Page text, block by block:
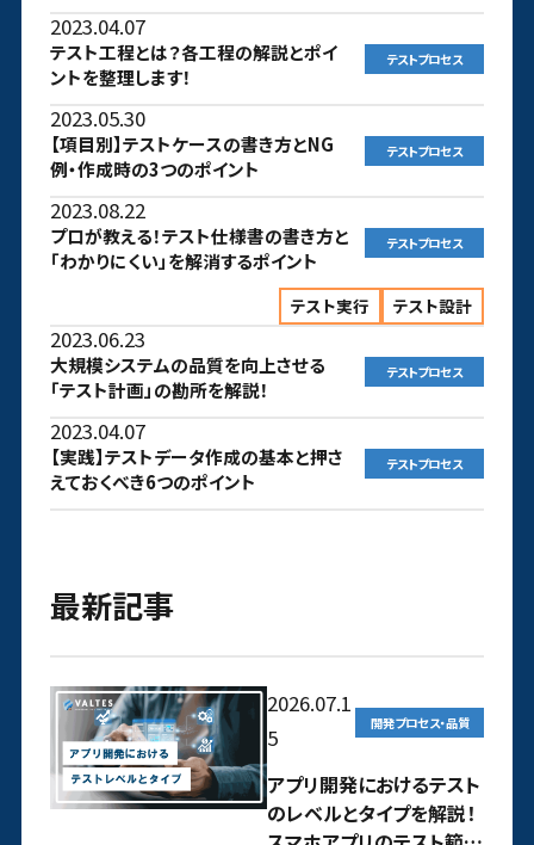
2023.04.07
テスト工程とは？各工程の解説とポイ
ントを整理します！
テストプロセス
2023.05.30
【項目別】テストケースの書き方とNG
例・作成時の3つのポイント
テストプロセス
2023.08.22
プロが教える！テスト仕様書の書き方と
「わかりにくい」を解消するポイント
テストプロセス
テスト実行 テスト設計
2023.06.23
大規模システムの品質を向上させる
「テスト計画」の勘所を解説！
テストプロセス
2023.04.07
【実践】テストデータ作成の基本と押さ
えておくべき6つのポイント
テストプロセス
最新記事
2026.07.1
5
開発プロセス・品質
アプリ開発におけるテスト
のレベルとタイプを解説！